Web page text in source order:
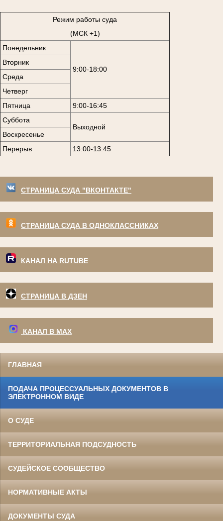
Режим работы суда
(МСК +1)
Понедельник
9:00-18:00
Вторник
Среда
Четверг
Пятница
9:00-16:45
Суббота
Выходной
Воскресенье
Перерыв
13:00-13:45
СТРАНИЦА СУДА "ВКОНТАКТЕ"
СТРАНИЦА СУДА В ОДНОКЛАССНИКАХ
КАНАЛ НА RUTUBE
СТРАНИЦА В ДЗЕН
КАНАЛ В МАХ
ГЛАВНАЯ
ПОДАЧА ПРОЦЕССУАЛЬНЫХ ДОКУМЕНТОВ В
ЭЛЕКТРОННОМ ВИДЕ
О СУДЕ
ТЕРРИТОРИАЛЬНАЯ ПОДСУДНОСТЬ
СУДЕЙСКОЕ СООБЩЕСТВО
НОРМАТИВНЫЕ АКТЫ
ДОКУМЕНТЫ СУДА